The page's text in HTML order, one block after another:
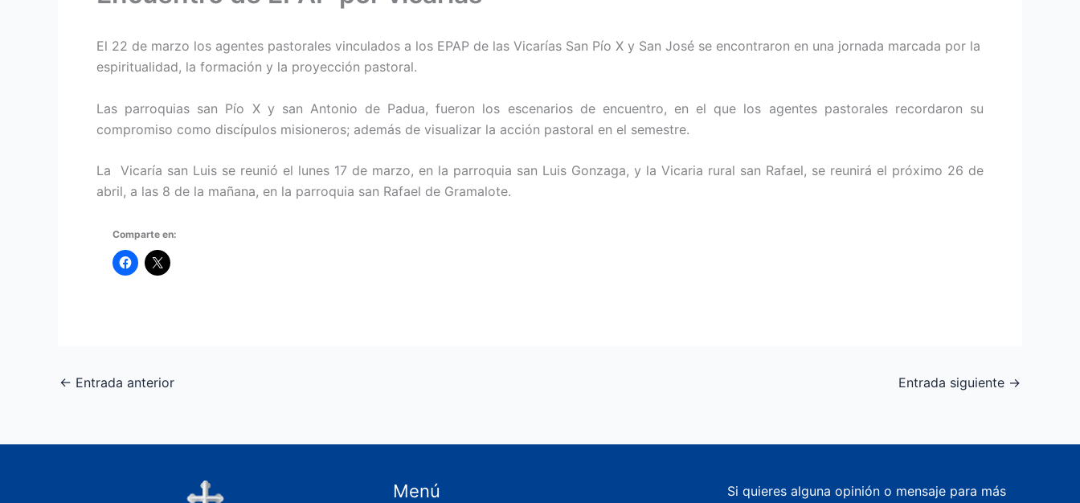
El 22 de marzo los agentes pastorales vinculados a los EPAP de las Vicarías San Pío X y San José se encontraron en una jornada marcada por la
espiritualidad, la formación y la proyección pastoral.
Las parroquias san Pío X y san Antonio de Padua, fueron los escenarios de encuentro, en el que los agentes pastorales recordaron su
compromiso como discípulos misioneros; además de visualizar la acción pastoral en el semestre.
La Vicaría san Luis se reunió el lunes 17 de marzo, en la parroquia san Luis Gonzaga, y la Vicaria rural san Rafael, se reunirá el próximo 26 de
abril, a las 8 de la mañana, en la parroquia san Rafael de Gramalote.
Comparte en:
← Entrada anterior Entrada siguiente →
Menú
Si quieres alguna opinión o mensaje para más